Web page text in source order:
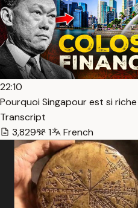
22:10
Pourquoi Singapour est si
Transcript
3,829
1 French